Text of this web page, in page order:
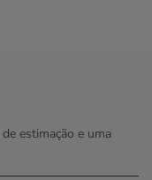
estimação e uma